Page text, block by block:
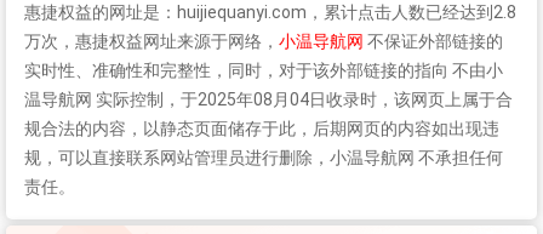
惠捷权益的网址是：huijiequanyi.com，累计点击人数已经达到2.8
万次， 惠捷权益网址来源于网络， 小温导航网 不保证外部链接的
实时性、准确性和完整性，同时，对于该外部链接的指向 不由小
温导航网 实际控制，于2025年08月04日收录时，该网页上属于合
规合法的内容，以静态页面储存于此，后期网页的内容如出现违
规，可以直接联系网站管理员进行删除，小温导航网 不承担任何
责任。